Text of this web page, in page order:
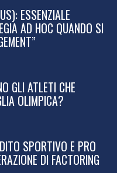
ESSENZIALE
AD HOC QUANDO SI
GLI ATLETI CHE
OLIMPICA?
SPORTIVO E PRO
DI FACTORING